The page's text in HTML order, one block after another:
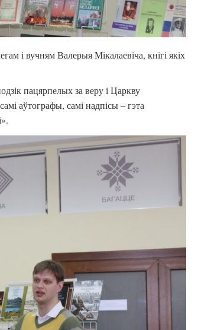
і вучням Валерыя Мікалаевіча, кнігі якіх
пацярпелых за веру і Царкву
аўтографы, самі надпісы – гэта